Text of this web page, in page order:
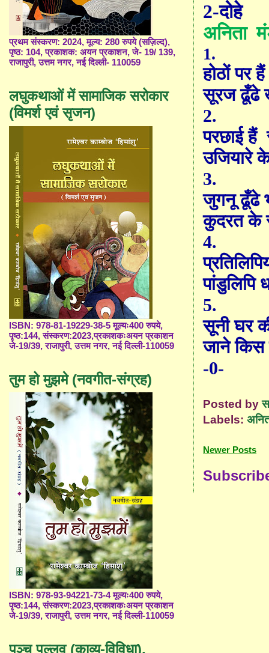
2-दोहे
अनिता
1.
होठों पर हैं
सूरज ढूँढे
2.
परछाई हैं
उजियारे
3.
जुगनू ढूँढे
कुदरत के
4.
पांडुलिपि
5.
सूनी घर
जाने किस
-0-
Posted by
Labels:
Newer Posts
प्रथम संस्करण: 2024, मूल्य: 280 रुपये (सज़िल्द),
पृष्ठ: 104, प्रकाशक: अयन प्रकाशन, जे- 19/ 139,
राजापुरी, उत्तम नगर, नई दिल्ली- 110059
लघुकथाओं में सामाजिक सरोकार
(विमर्श एवं सृजन)
ISBN: 978-81-19229-38-5 मूल्यः400 रुपये,
पृष्ठ:144, संस्करण:2023,प्रकाशकःअयन प्रकाशन
जे-19/39, राजापुरी, उत्तम नगर, नई दिल्ली-110059
तुम हो मुझमे (नवगीत-संग्रह)
ISBN: 978-93-94221-73-4 मूल्यः400 रुपये,
पृष्ठ:144, संस्करण:2023,प्रकाशकःअयन प्रकाशन
जे-19/39, राजापुरी, उत्तम नगर, नई दिल्ली-110059
पञ्च पल्लव (काव्य-विविधा),